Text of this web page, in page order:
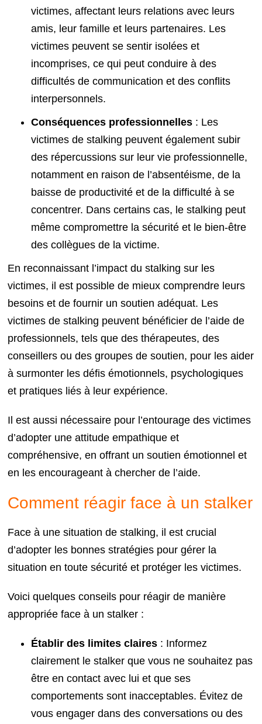
victimes, affectant leurs relations avec leurs
amis, leur famille et leurs partenaires. Les
victimes peuvent se sentir isolées et
incomprises, ce qui peut conduire à des
difficultés de communication et des conflits
interpersonnels.
Conséquences professionnelles : Les
victimes de stalking peuvent également subir
des répercussions sur leur vie professionnelle,
notamment en raison de l’absentéisme, de la
baisse de productivité et de la difficulté à se
concentrer. Dans certains cas, le stalking peut
même compromettre la sécurité et le bien-être
des collègues de la victime.
En reconnaissant l’impact du stalking sur les
victimes, il est possible de mieux comprendre leurs
besoins et de fournir un soutien adéquat. Les
victimes de stalking peuvent bénéficier de l’aide de
professionnels, tels que des thérapeutes, des
conseillers ou des groupes de soutien, pour les aider
à surmonter les défis émotionnels, psychologiques
et pratiques liés à leur expérience.
Il est aussi nécessaire pour l’entourage des victimes
d’adopter une attitude empathique et
compréhensive, en offrant un soutien émotionnel et
en les encourageant à chercher de l’aide.
Comment réagir face à un stalker
Face à une situation de stalking, il est crucial
d’adopter les bonnes stratégies pour gérer la
situation en toute sécurité et protéger les victimes.
Voici quelques conseils pour réagir de manière
appropriée face à un stalker :
Établir des limites claires : Informez
clairement le stalker que vous ne souhaitez pas
être en contact avec lui et que ses
comportements sont inacceptables. Évitez de
vous engager dans des conversations ou des